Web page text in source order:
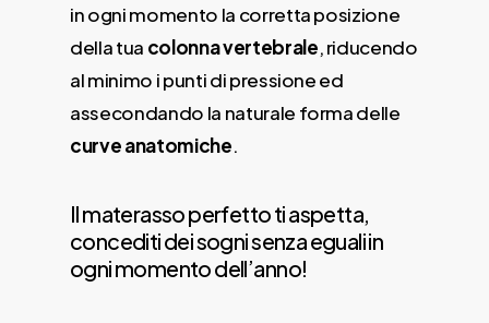
in ogni momento la corretta posizione
della tua colonna vertebrale, riducendo
al minimo i punti di pressione ed
assecondando la naturale forma delle
curve anatomiche.
Il materasso perfetto ti aspetta,
concediti dei sogni senza eguali in
ogni momento dell’anno!